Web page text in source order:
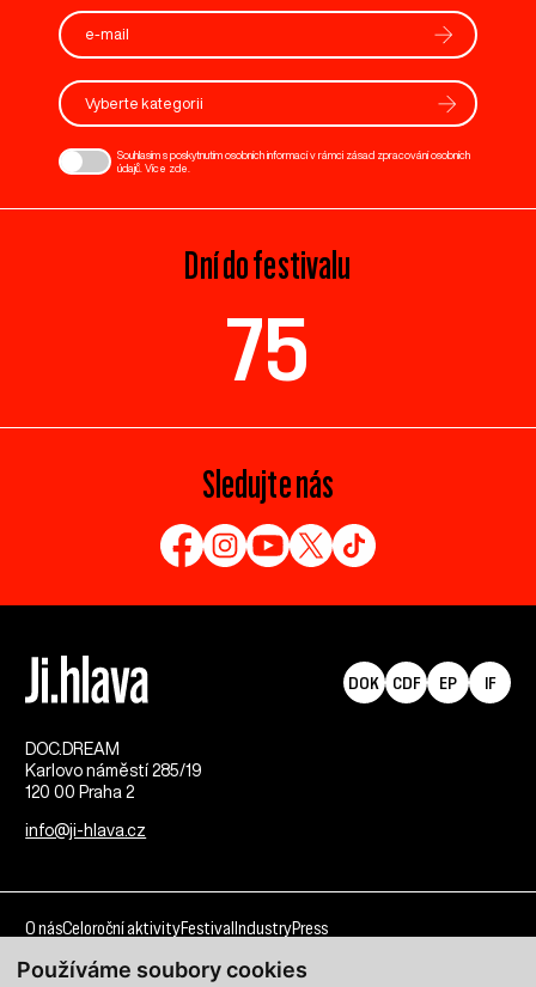
Používáme soubory cookies
Vyberte kategorii
Souhlasím s poskytnutím osobních informací v rámci zásad zpracování osobních
údajů. Více zde
Dní do festivalu
75
Sledujte nás
DOC.DREAM​
Karlovo náměstí 285/19
120 00 Praha 2
info@ji-hlava.cz
DOK CDF EP IF
O násCeloroční aktivityFestival IndustryPress